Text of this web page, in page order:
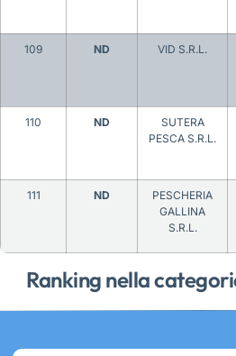
Ranking nella
109 ND VID S.R.L.
110 ND
SUTERA
PESCA S.R.L.
111 ND
PESCHERIA
GALLINA
S.R.L.